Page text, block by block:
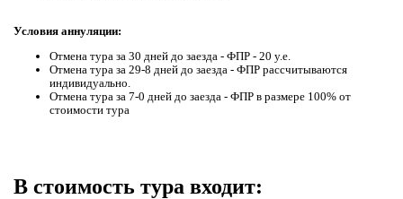
Условия аннуляции:
Отмена тура за 30 дней до заезда - ФПР - 20 у.е.
Отмена тура за 29-8 дней до заезда - ФПР рассчитываются
индивидуально.
Отмена тура за 7-0 дней до заезда - ФПР в размере 100% от
стоимости тура
В стоимость тура входит: